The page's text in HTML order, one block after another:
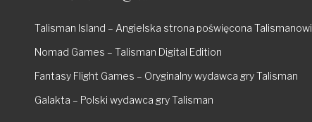
Talisman Island – Angielska strona poświęcona Talismanowi
Nomad Games – Talisman Digital Edition
Fantasy Flight Games – Oryginalny wydawca gry Talisman
Galakta – Polski wydawca gry Talisman